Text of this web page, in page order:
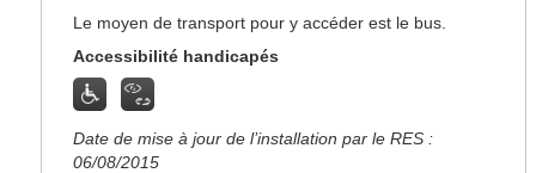
Le moyen de transport pour y accéder est le bus.
Accessibilité handicapés
Date de mise à jour de l’installation par le RES :
06/08/2015